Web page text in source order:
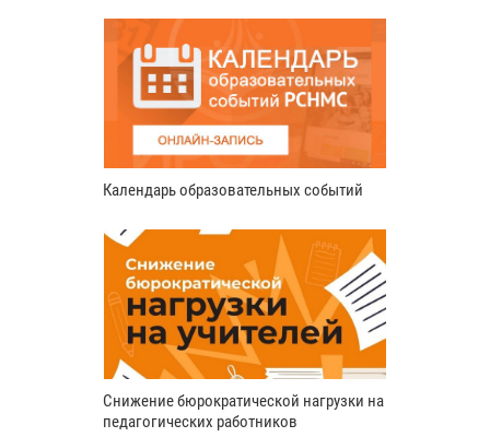
Календарь образовательных событий
Снижение бюрократической нагрузки на
педагогических работников